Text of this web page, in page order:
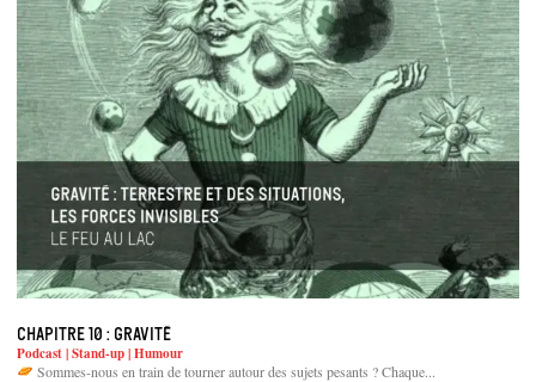
Chapitre 10 : Gravité
Podcast | Stand-up | Humour
Sommes-nous en train de tourner autour des sujets pesants ? Chaque...